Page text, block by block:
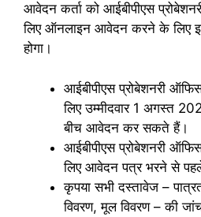
आवेदन कर्ता को आईबीपीएस
लिए ऑनलाइन आवेदन करने के लिए
होगा।
आईबीपीएस प्रोबेशनरी
लिए उम्मीदवार 1 अगस्त
बीच आवेदन कर सकते हैं।
आईबीपीएस प्रोबेशनरी
लिए आवेदन पत्र भरने से
कृपया सभी दस्तावेज –
विवरण, मूल विवरण – की